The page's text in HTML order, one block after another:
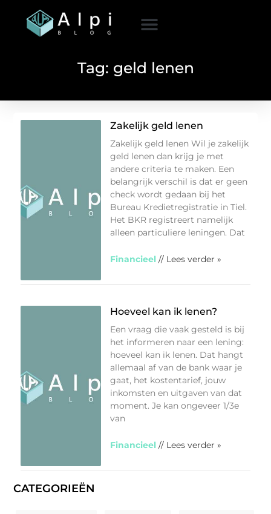
Tag: geld lenen
CATEGORIEËN
Zakelijk geld lenen
Zakelijk geld lenen Wil je zakelijk
geld lenen dan krijg je met
andere criteria te maken. Een
belangrijk verschil is dat er geen
check wordt gedaan bij het
Bureau Kredietregistratie in Tiel.
Het BKR registreert namelijk
alleen particuliere leningen. Dat
Financieel // Lees verder »
Hoeveel kan ik lenen?
Een vraag die vaak gesteld is bij
het informeren naar een lening:
hoeveel kan ik lenen. Dat hangt
allemaal af van de bank waar je
gaat, het kostentarief, jouw
inkomsten en uitgaven van dat
moment. Je kan ongeveer 1/3e
van
Financieel // Lees verder »